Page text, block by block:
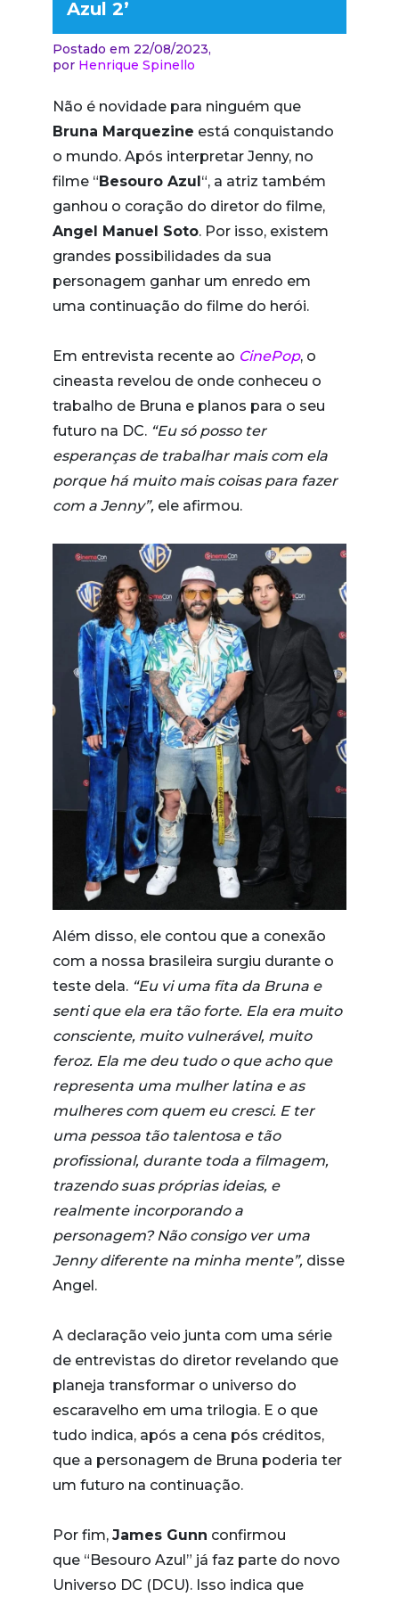
Azul 2’
Postado em 22/08/2023,
por Henrique Spinello
Não é novidade para ninguém que
Bruna Marquezine está conquistando
o mundo. Após interpretar Jenny, no
filme “Besouro Azul“, a atriz também
ganhou o coração do diretor do filme,
Angel Manuel Soto. Por isso, existem
grandes possibilidades da sua
personagem ganhar um enredo em
uma continuação do filme do herói.
Em entrevista recente ao CinePop, o
cineasta revelou de onde conheceu o
trabalho de Bruna e planos para o seu
futuro na DC. “Eu só posso ter
esperanças de trabalhar mais com ela
porque há muito mais coisas para fazer
com a Jenny”, ele afirmou.
Além disso, ele contou que a conexão
com a nossa brasileira surgiu durante o
teste dela. “Eu vi uma fita da Bruna e
senti que ela era tão forte. Ela era muito
consciente, muito vulnerável, muito
feroz. Ela me deu tudo o que acho que
representa uma mulher latina e as
mulheres com quem eu cresci. E ter
uma pessoa tão talentosa e tão
profissional, durante toda a filmagem,
trazendo suas próprias ideias, e
realmente incorporando a
personagem? Não consigo ver uma
Jenny diferente na minha mente”, disse
Angel.
A declaração veio junta com uma série
de entrevistas do diretor revelando que
planeja transformar o universo do
escaravelho em uma trilogia. E o que
tudo indica, após a cena pós créditos,
que a personagem de Bruna poderia ter
um futuro na continuação.
Por fim, James Gunn confirmou
que “Besouro Azul” já faz parte do novo
Universo DC (DCU). Isso indica que